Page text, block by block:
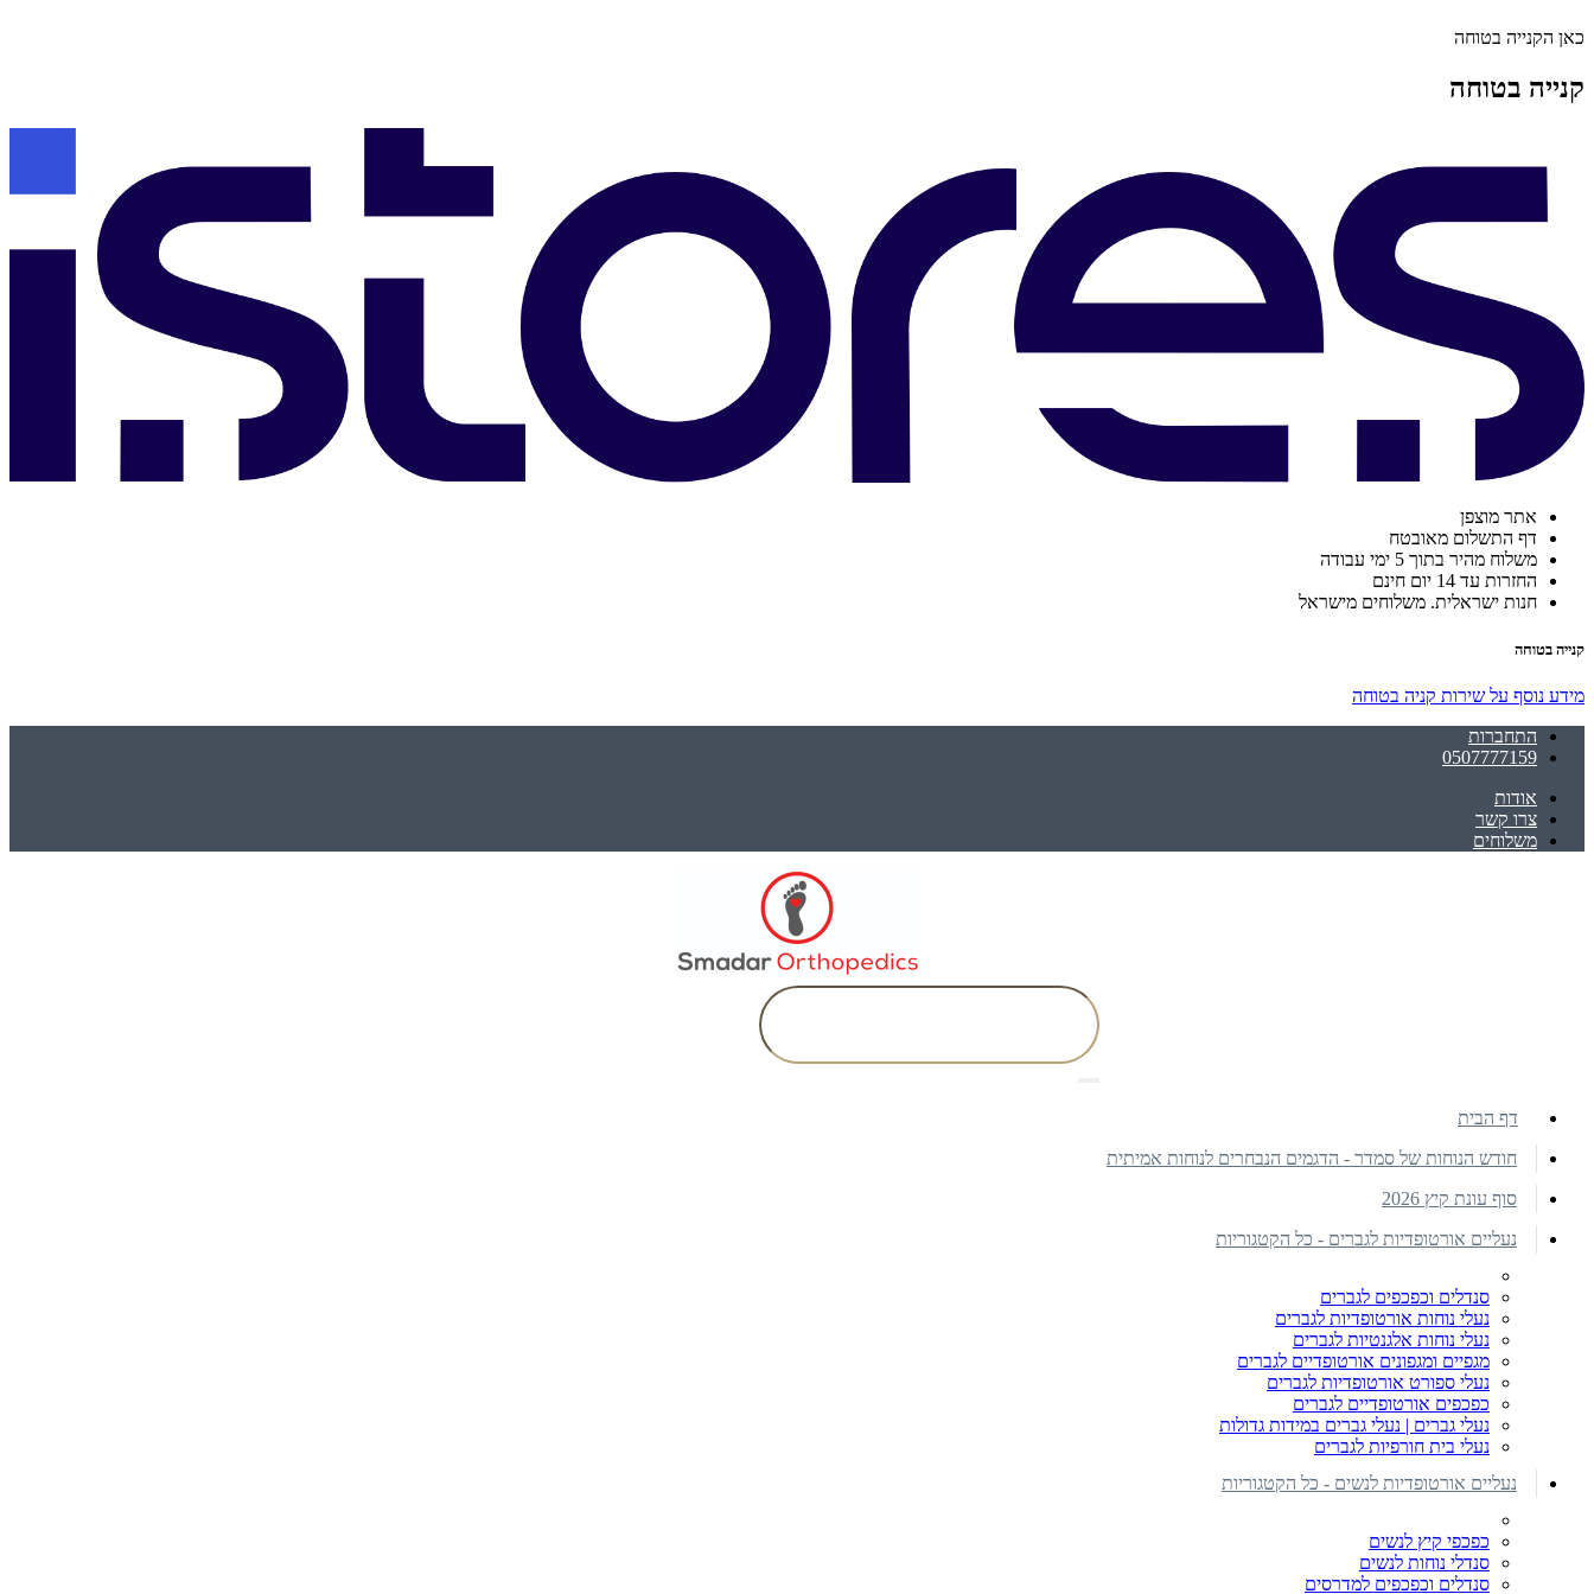
כאן הקנייה בטוחה
קנייה בטוחה
אתר מוצפן
דף התשלום מאובטח
משלוח מהיר בתוך 5 ימי עבודה
החזרות עד 14 יום חינם
חנות ישראלית. משלוחים מישראל
קנייה בטוחה
מידע נוסף על שירות קניה בטוחה
התחברות
0507777159
אודות
צרו קשר
משלוחים
דף הבית
חודש הנוחות של סמדר - הדגמים הנבחרים לנוחות אמיתית
סוף עונת קיץ 2026
נעליים אורטופדיות לגברים - כל הקטגוריות
סנדלים וכפכפים לגברים
נעלי נוחות אורטופדיות לגברים
נעלי נוחות אלגנטיות לגברים
מגפיים ומגפונים אורטופדיים לגברים
נעלי ספורט אורטופדיות לגברים
כפכפים אורטופדיים לגברים
נעלי גברים | נעלי גברים במידות גדולות
נעלי בית חורפיות לגברים
נעליים אורטופדיות לנשים - כל הקטגוריות
כפכפי קיץ לנשים
סנדלי נוחות לנשים
סנדלים וכפכפים למדרסים